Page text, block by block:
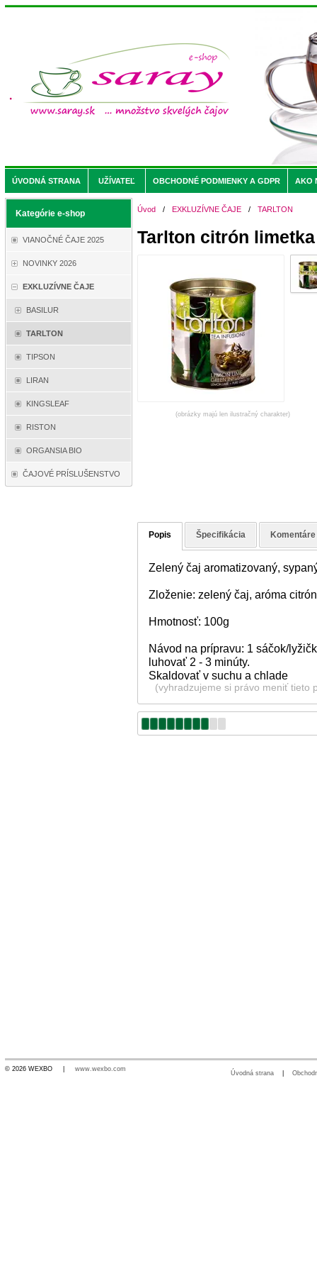
ÚVODNÁ STRANA UŽÍVATEĽ OBCHODNÉ PODMIENKY A GDPR AKO
Kategórie e-shop
VIANOČNÉ ČAJE 2025
NOVINKY 2026
EXKLUZÍVNE ČAJE
BASILUR
TARLTON
TIPSON
LIRAN
KINGSLEAF
RISTON
ORGANSIA BIO
ČAJOVÉ PRÍSLUŠENSTVO
Úvod / EXKLUZÍVNE ČAJE / TARLTON
Tarlton citrón
(obrázky majú len ilustračný charakter)
Popis Špecifikácia Komentáre
Zelený čaj aromatizovaný,
Zloženie: zelený čaj, aróma
Hmotnosť: 100g
Návod na prípravu: 1 sáčok/
luhovať 2 - 3 minúty.
Skaldovať v suchu a chlade
(vyhradzujeme si právo meniť tieto
© 2026 WEXBO | www.wexbo.com
Úvodná strana